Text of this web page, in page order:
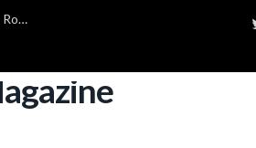
TAP Air Portugal está confirmada como parceira oficial de VBRATA Roadshow 2025